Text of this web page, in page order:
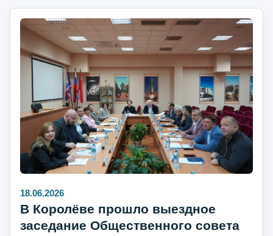
18.06.2026
В Королёве прошло выездное
заседание Общественного совета